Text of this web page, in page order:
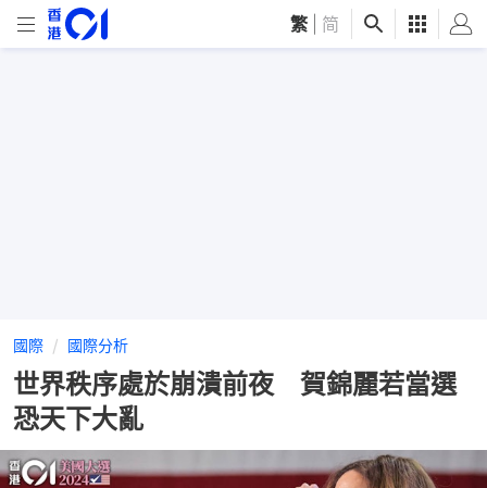
繁 简
國際 國際分析
世界秩序處於崩潰前夜 賀錦麗若當選
恐天下大亂